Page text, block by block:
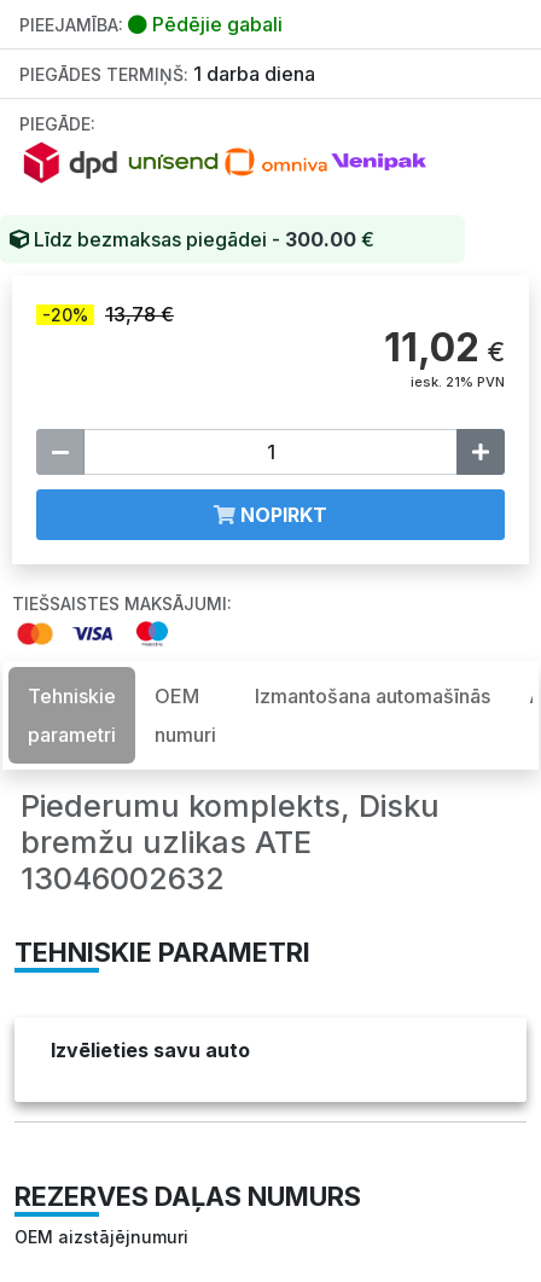
PIEEJAMĪBA: Pēdējie gabali
PIEGĀDES TERMIŅŠ: 1 darba diena
PIEGĀDE:
Līdz bezmaksas piegādei - 300.00 €
-20% 13,78 €
11,02 €
iesk. 21% PVN
NOPIRKT
TIEŠSAISTES MAKSĀJUMI:
Tehniskie
parametri
OEM
numuri
Izmantošana automašīnās
Piederumu komplekts, Disku
bremžu uzlikas ATE
13046002632
TEHNISKIE PARAMETRI
Izvēlieties savu auto
REZERVES DAĻAS NUMURS
OEM aizstājējnumuri